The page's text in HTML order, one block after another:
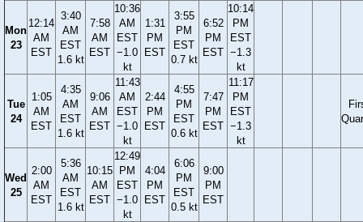
Mon
23
12:14
AM
EST
3:40
AM
EST
1.6 kt
7:58
AM
EST
10:36
AM
EST
−1.0
kt
1:31
PM
EST
3:55
PM
EST
0.7 kt
6:52
PM
EST
10:14
PM
EST
−1.3
kt
Tue
24
1:05
AM
EST
4:35
AM
EST
1.6 kt
9:06
AM
EST
11:43
AM
EST
−1.0
kt
2:44
PM
EST
4:55
PM
EST
0.6 kt
7:47
PM
EST
11:17
PM
EST
−1.3
kt
Wed
25
2:00
AM
EST
5:36
AM
EST
1.6 kt
10:15
AM
EST
12:49
PM
EST
−1.0
kt
4:04
PM
EST
6:06
PM
EST
0.5 kt
9:00
PM
EST